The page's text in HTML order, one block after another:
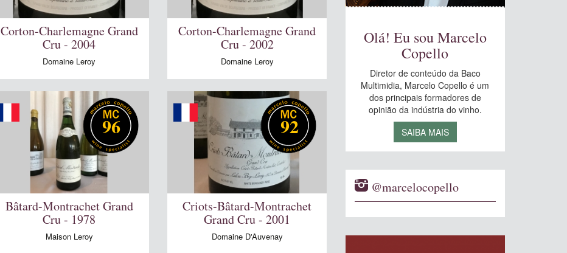
Corton-Charlemagne Grand
Cru - 2004
Domaine Leroy
Corton-Charlemagne Grand
Cru - 2002
Domaine Leroy
96
Bâtard-Montrachet Grand
Cru - 1978
Maison Leroy
92
Criots-Bâtard-Montrachet
Grand Cru - 2001
Domaine D'Auvenay
Olá! Eu sou Marcelo
Copello
Diretor de conteúdo da Baco
Multimidia, Marcelo Copello é um
dos principais formadores de
opinião da indústria do vinho.
SAIBA MAIS
@marcelocopello